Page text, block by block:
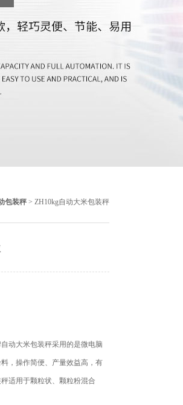
包装秤> ZH10kg自动大米包装秤
动大米包装秤​采用的是微电脑
，操作简便、产量效益高，有
适用于颗粒状、颗粒粉混合